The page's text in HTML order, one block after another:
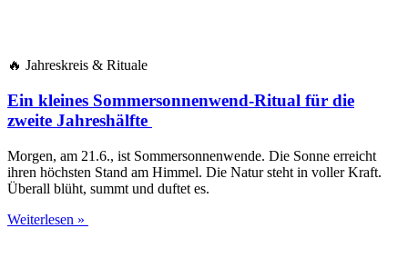
🔥 Jah­res­kreis & Rituale
Ein kleines Sommersonnenwend-Ritual für die
zweite Jahreshälfte
Mor­gen, am 21.6., ist Som­mer­son­nen­wen­de. Die Son­ne erreicht
ihren höchs­ten Stand am Him­mel. Die Natur steht in vol­ler Kraft.
Über­all blüht, summt und duf­tet es.
Weiterlesen »